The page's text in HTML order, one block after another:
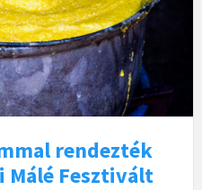
rendezték
Málé Fesztivált